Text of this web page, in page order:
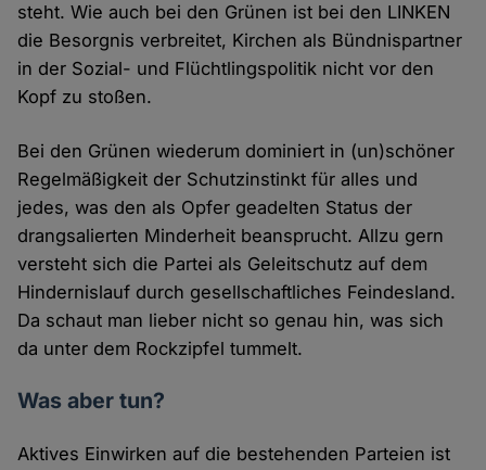
steht. Wie auch bei den Grünen ist bei den LINKEN
die Besorgnis verbreitet, Kirchen als Bündnispartner
in der Sozial- und Flüchtlingspolitik nicht vor den
Kopf zu stoßen.
Bei den Grünen wiederum dominiert in (un)schöner
Regelmäßigkeit der Schutzinstinkt für alles und
jedes, was den als Opfer geadelten Status der
drangsalierten Minderheit beansprucht. Allzu gern
versteht sich die Partei als Geleitschutz auf dem
Hindernislauf durch gesellschaftliches Feindesland.
Da schaut man lieber nicht so genau hin, was sich
da unter dem Rockzipfel tummelt.
Was aber tun?
Aktives Einwirken auf die bestehenden Parteien ist